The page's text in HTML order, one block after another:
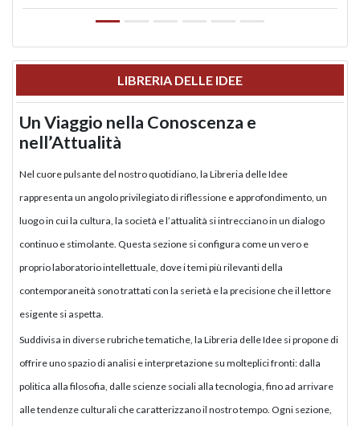
LIBRERIA DELLE IDEE
Un Viaggio nella Conoscenza e
nell’Attualità
Nel cuore pulsante del nostro quotidiano, la Libreria delle Idee
rappresenta un angolo privilegiato di riflessione e approfondimento, un
luogo in cui la cultura, la società e l’attualità si intrecciano in un dialogo
continuo e stimolante. Questa sezione si configura come un vero e
proprio laboratorio intellettuale, dove i temi più rilevanti della
contemporaneità sono trattati con la serietà e la precisione che il lettore
esigente si aspetta.
Suddivisa in diverse rubriche tematiche, la Libreria delle Idee si propone di
offrire uno spazio di analisi e interpretazione su molteplici fronti: dalla
politica alla filosofia, dalle scienze sociali alla tecnologia, fino ad arrivare
alle tendenze culturali che caratterizzano il nostro tempo. Ogni sezione,